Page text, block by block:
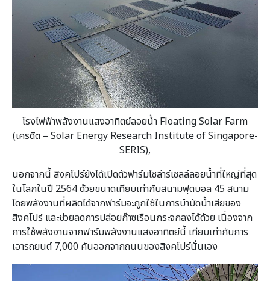
โรงไฟฟ้าพลังงานแสงอาทิตย์ลอยน้ำ Floating Solar Farm
(เครดิต – Solar Energy Research Institute of Singapore-
SERIS),
นอกจากนี้ สิงคโปร์ยังได้เปิดตัวฟาร์มโซล่าร์เซลล์ลอยน้ำที่ใหญ่ที่สุด
ในโลกในปี 2564 ด้วยขนาดเทียบเท่ากับสนามฟุตบอล 45 สนาม
โดยพลังงานที่ผลิตได้จากฟาร์มจะถูกใช้ในการบำบัดน้ำเสียของ
สิงคโปร์ และช่วยลดการปล่อยก๊าซเรือนกระจกลงได้ด้วย เนื่องจาก
การใช้พลังงานจากฟาร์มพลังงานแสงอาทิตย์นี้ เทียบเท่ากับการ
เอารถยนต์ 7,000 คันออกจากถนนของสิงคโปร์นั่นเอง